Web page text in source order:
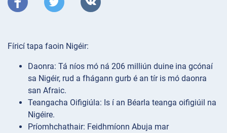
Fíricí tapa faoin Nigéir:
Daonra: Tá níos mó ná 206 milliún duine ina gcónaí
sa Nigéir, rud a fhágann gurb é an tír is mó daonra
san Afraic.
Teangacha Oifigiúla: Is í an Béarla teanga oifigiúil na
Nigéire.
Príomhchathair: Feidhmíonn Abuja mar